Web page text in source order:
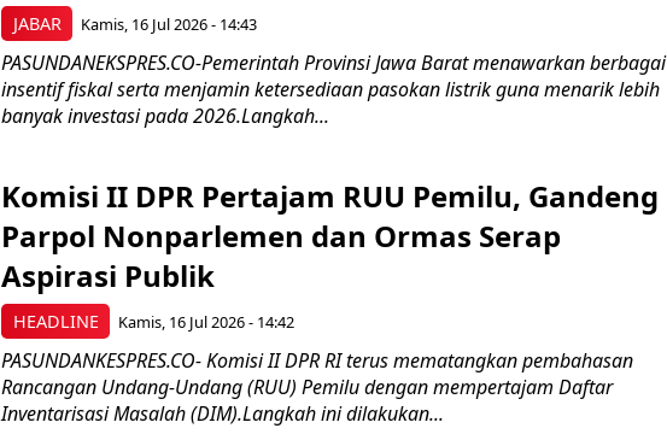
JABAR Kamis, 16 Jul 2026 - 14:43
PASUNDANEKSPRES.CO-Pemerintah Provinsi Jawa Barat menawarkan berbagai
insentif fiskal serta menjamin ketersediaan pasokan listrik guna menarik lebih
banyak investasi pada 2026.Langkah...
HEADLINE
Komisi II DPR Pertajam RUU Pemilu, Gandeng
Parpol Nonparlemen dan Ormas Serap
Aspirasi Publik
Kamis, 16 Jul 2026 - 14:42
PASUNDANKESPRES.CO- Komisi II DPR RI terus mematangkan pembahasan
Rancangan Undang-Undang (RUU) Pemilu dengan mempertajam Daftar
Inventarisasi Masalah (DIM).Langkah ini dilakukan...